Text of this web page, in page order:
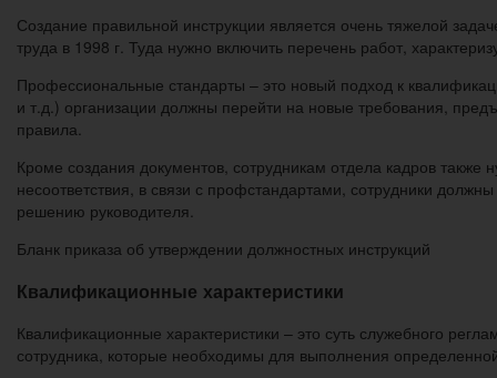
Создание правильной инструкции является очень тяжелой
труда в 1998 г. Туда нужно включить перечень работ,
Профессиональные стандарты – это новый подход к
и т.д.) организации должны перейти на новые требования,
правила.
Кроме создания документов, сотрудникам отдела кадров также
несоответствия, в связи с профстандартами, сотрудники
решению руководителя.
Бланк приказа об утверждении должностных инструкций
Квалификационные характеристики
Квалификационные характеристики – это суть служебного
сотрудника, которые необходимы для выполнения